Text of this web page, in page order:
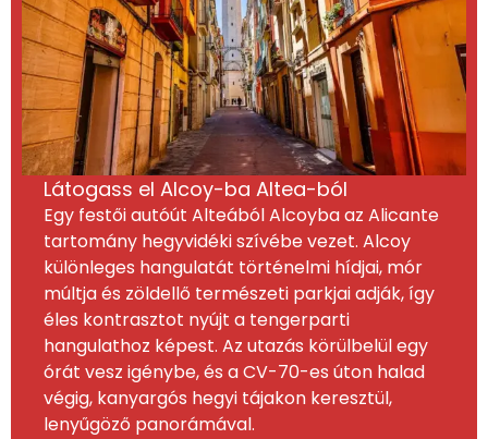
Látogass el Alcoy-ba Altea-ból
Egy festői autóút Alteából Alcoyba az Alicante
tartomány hegyvidéki szívébe vezet. Alcoy
különleges hangulatát történelmi hídjai, mór
múltja és zöldellő természeti parkjai adják, így
éles kontrasztot nyújt a tengerparti
hangulathoz képest. Az utazás körülbelül egy
órát vesz igénybe, és a CV-70-es úton halad
végig, kanyargós hegyi tájakon keresztül,
lenyűgöző panorámával.